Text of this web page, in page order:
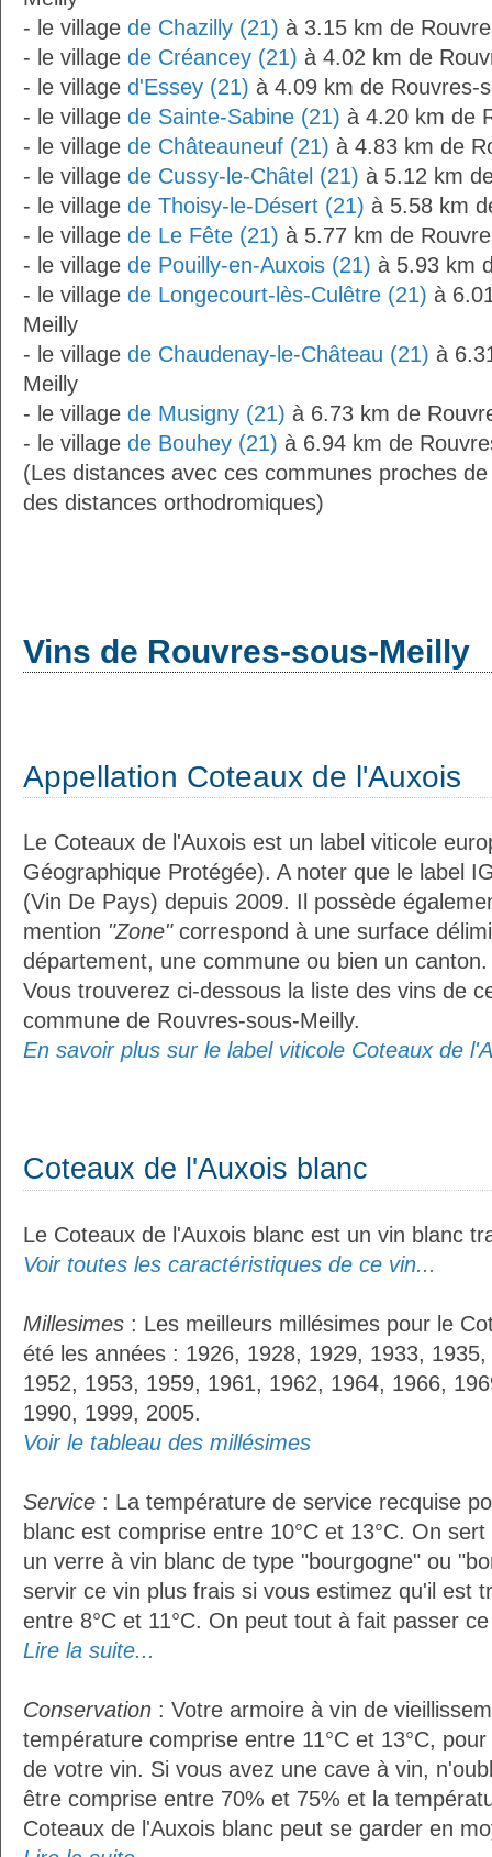
- le village de Chazilly (21) à 3.15 km de
- le village de Créancey (21) à 4.02 km de
- le village d'Essey (21) à 4.09 km de Rouvres-
- le village de Sainte-Sabine (21) à 4.20 km de
- le village de Châteauneuf (21) à 4.83 km de
- le village de Cussy-le-Châtel (21) à 5.12 km
- le village de Thoisy-le-Désert (21) à 5.58 km
- le village de Le Fête (21) à 5.77 km de
- le village de Pouilly-en-Auxois (21) à 5.93 km
- le village de Longecourt-lès-Culêtre (21) à
Meilly
- le village de Chaudenay-le-Château (21) à
Meilly
- le village de Musigny (21) à 6.73 km de
- le village de Bouhey (21) à 6.94 km de
(Les distances avec ces communes proches
des distances orthodromiques)
Vins de Rouvres-sous-Meilly
Appellation Coteaux de l'Auxois
Le Coteaux de l'Auxois est un label viticole
Géographique Protégée). A noter que le label
(Vin De Pays) depuis 2009. Il possède
mention "Zone"correspond à une surface
département, une commune ou bien un canton.
Vous trouverez ci-dessous la liste des vins de
commune de Rouvres-sous-Meilly.
En savoir plus sur le label viticole Coteaux de
Coteaux de l'Auxois blanc
Le Coteaux de l'Auxois blanc est un vin blanc
Voir toutes les caractéristiques de ce vin...
Millesimes : Les meilleurs millésimes pour le
été les années : 1926, 1928, 1929, 1933,
1952, 1953, 1959, 1961, 1962, 1964, 1966,
1990, 1999, 2005.
Voir le tableau des millésimes
Service : La température de service recquise
blanc est comprise entre 10°C et 13°C. On
un verre à vin blanc de type "bourgogne" ou
servir ce vin plus frais si vous estimez qu'il est
entre 8°C et 11°C. On peut tout à fait passer
Lire la suite...
Conservation : Votre armoire à vin de
température comprise entre 11°C et 13°C,
de votre vin. Si vous avez une cave à vin,
être comprise entre 70% et 75% et la
Coteaux de l'Auxois blanc peut se garder en